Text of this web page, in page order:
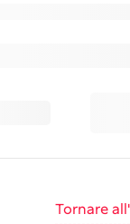
Tornare